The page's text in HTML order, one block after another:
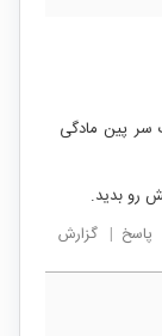
سر پین مادگی
رو بدید.
پاسخ | گزارش